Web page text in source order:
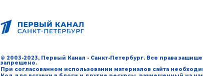
© 2003-2023, Первый Канал - Санкт-Петербург. Все права
запрещено.
При согласованном использовании материалов сайта